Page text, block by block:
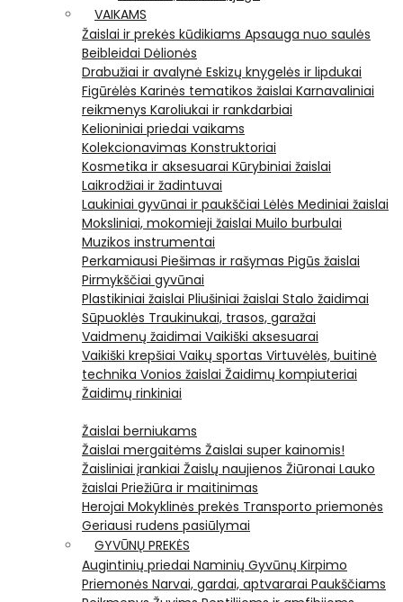
VAIKAMS
Žaislai ir prekės kūdikiams Apsauga nuo saulės
Beibleidai Dėlionės
Drabužiai ir avalynė Eskizų knygelės ir lipdukai
Figūrėlės Karinės tematikos žaislai Karnavaliniai
reikmenys Karoliukai ir rankdarbiai
Kelioniniai priedai vaikams
Kolekcionavimas Konstruktoriai
Kosmetika ir aksesuarai Kūrybiniai žaislai
Laikrodžiai ir žadintuvai
Laukiniai gyvūnai ir paukščiai Lėlės Mediniai žaislai
Moksliniai, mokomieji žaislai Muilo burbulai
Muzikos instrumentai
Perkamiausi Piešimas ir rašymas Pigūs žaislai
Pirmykščiai gyvūnai
Plastikiniai žaislai Pliušiniai žaislai Stalo žaidimai
Sūpuoklės Traukinukai, trasos, garažai
Vaidmenų žaidimai Vaikiški aksesuarai
Vaikiški krepšiai Vaikų sportas Virtuvėlės, buitinė
technika Vonios žaislai Žaidimų kompiuteriai
Žaidimų rinkiniai
Žaislai berniukams
Žaislai mergaitėms Žaislai super kainomis!
Žaisliniai įrankiai Žaislų naujienos Žiūronai Lauko
žaislai Priežiūra ir maitinimas
Herojai Mokyklinės prekės Transporto priemonės
Geriausi rudens pasiūlymai
GYVŪNŲ PREKĖS
Augintinių priedai Naminių Gyvūnų Kirpimo
Priemonės Narvai, gardai, aptvararai Paukščiams